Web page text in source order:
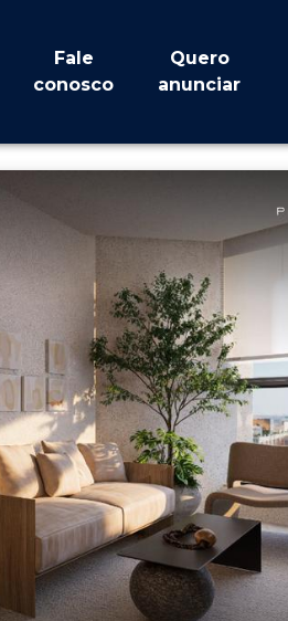
Fale
conosco
Quero
anunciar